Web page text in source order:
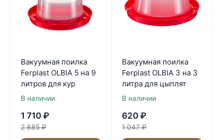
Вакуумная поилка
Ferplast OLBIA 5 на 9
литров для кур
В наличии
1 710 ₽
2 885 ₽
Вакуумная поилка
Ferplast OLBIA 3 на 3
литра для цыплят
В наличии
620 ₽
1 047 ₽